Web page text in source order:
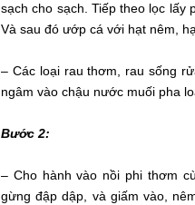
sạch cho sạch. Tiếp theo lọc lấy
Và sau đó ướp cá với hạt nêm,
– Các loại rau thơm, rau sống
ngâm vào chậu nước muối pha
Bước 2:
– Cho hành vào nồi phi thơm
gừng đập dập, và giấm vào,